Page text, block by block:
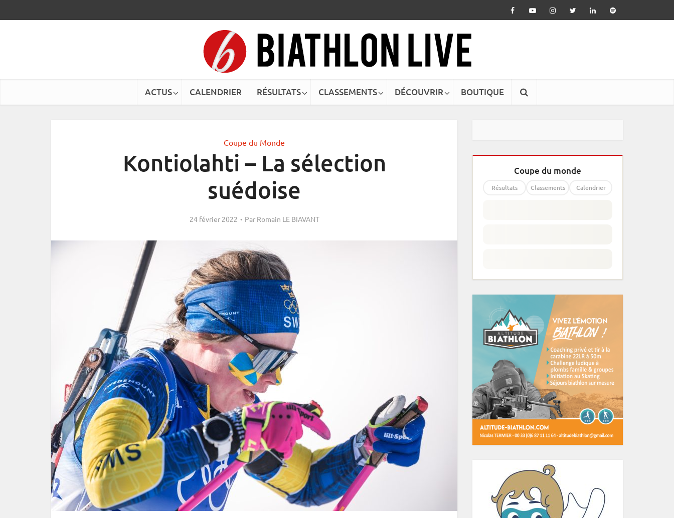
ACTUS CALENDRIER RÉSULTATS CLASSEMENTS DÉCOUVRIR BOUTIQUE
Coupe du Monde
Kontiolahti – La sélection
suédoise
24 février 2022 Par Romain LE BIAVANT
Coupe du monde
Résultats Classements Calendrier